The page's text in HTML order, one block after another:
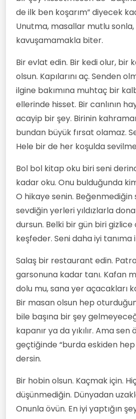
de ilk ben koşarım” diyecek
Unutma, masallar mutlu
kavuşamamakla biter.
Bir evlat edin. Bir kedi olur, bir
olsun. Kapılarını aç. Senden
ilgine bakımına muhtaç bir
ellerinde hisset. Bir canlının
acayip bir şey. Birinin
bundan büyük fırsat olamaz.
Hele bir de her koşulda
Bol bol kitap oku biri seni
kadar oku. Onu bulduğunda
O hikaye senin. Beğenmediğin
sevdiğin yerleri yıldızlarla
dursun. Belki bir gün biri gizlice
keşfeder. Seni daha iyi tanıma
Salaş bir restaurant edin.
garsonuna kadar tanı. Kafan
dolu mu, sana yer açacakları
Bir masan olsun hep
bile başına bir şey
kapanır ya da yıkılır. Ama
geçtiğinde “burda eskiden hep
dersin.
Bir hobin olsun. Kaçmak için.
düşünmediğin. Dünyadan
Onunla övün. En iyi yaptığın